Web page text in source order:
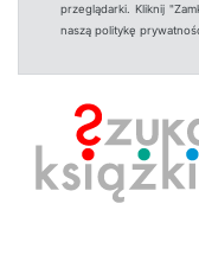
przeglądarki. Kliknij
naszą politykę